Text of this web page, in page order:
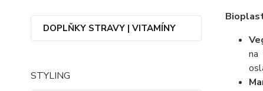
DOPLŇKY STRAVY | VITAMÍNY
STYLING
na